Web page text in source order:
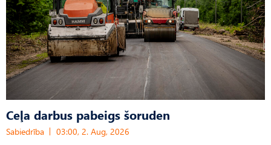
Ceļa darbus pabeigs šoruden
Sabiedrība 03:00, 2. Aug, 2026